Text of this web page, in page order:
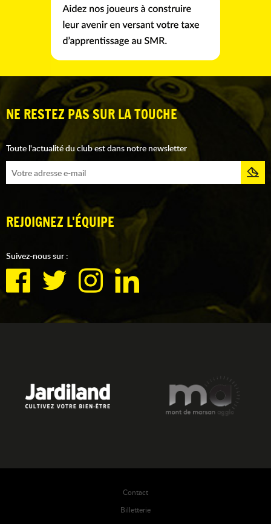
NE RESTEZ PAS SUR LA TOUCHE
Toute l'actualité du club est dans notre newsletter
REJOIGNEZ L'ÉQUIPE
Suivez-nous sur :
Contact
Billetterie